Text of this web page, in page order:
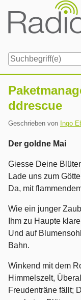
content
ddrescue
Geschrieben von Ingo
Der goldne Mai
Giesse Deine
Lade uns zum
Da, mit
Wie ein junger
Ihm zu Haupte
Und auf
Bahn.
Winkend mit dem
Himmelszelt,
Freudenträne fällt;